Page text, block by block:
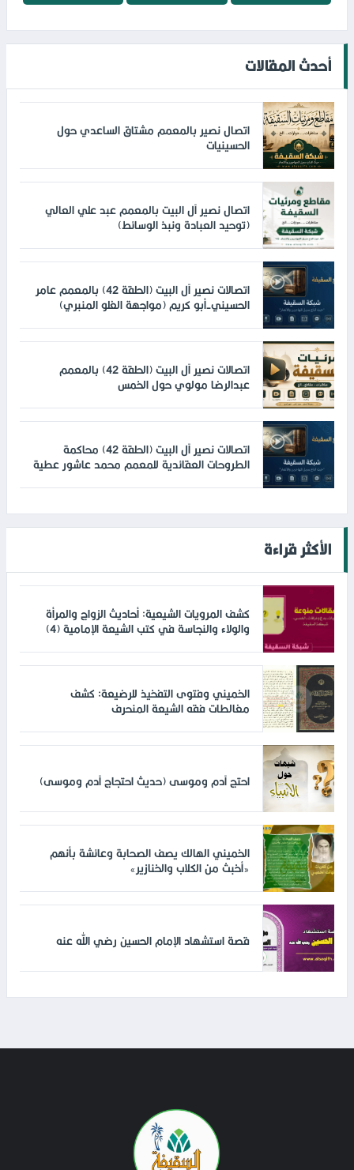
أحدث المقالات
اتصال نصير بالمعمم مشتاق الساعدي حول
الحسينيات
اتصال نصير آل البيت بالمعمم عبد علي العالي
(توحيد العبادة ونبذ الوسائط)
اتصالات نصير آل البيت (الحلقة 42) بالمعمم عامر
الحسيني-أبو كريم (مواجهة الغلو المنبري)
اتصالات نصير آل البيت (الحلقة 42) بالمعمم
عبدالرضا مولوي حول الخمس
اتصالات نصير آل البيت (الحلقة 42) محاكمة
الطروحات العقائدية للمعمم محمد عاشور عطية
الأكثر قراءة
كشف المرويات الشيعية: أحاديث الزواج والمرأة
والولاء والنجاسة في كتب الشيعة الإمامية (4)
الخميني وفتوى التفخيذ للرضيعة: كشف
مغالطات فقه الشيعة المنحرف
احتج آدم وموسى (حديث احتجاج آدم وموسى)
الخميني الهالك يصف الصحابة وعائشة بأنهم
«أخبث من الكلاب والخنازير»
قصة استشهاد الإمام الحسين رضي الله عنه